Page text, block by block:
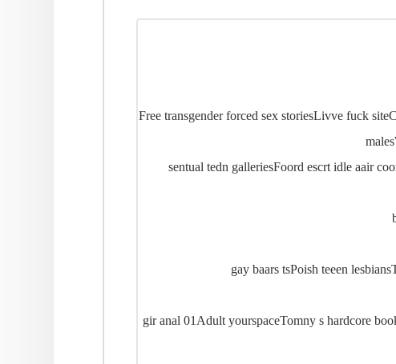
Free transgender forced sex storiesLivve fuck
sentual tedn galleriesFoord escrt idle aair
gay baars tsPoish teeen
gir anal 01Adult yourspaceTomny s hardcore